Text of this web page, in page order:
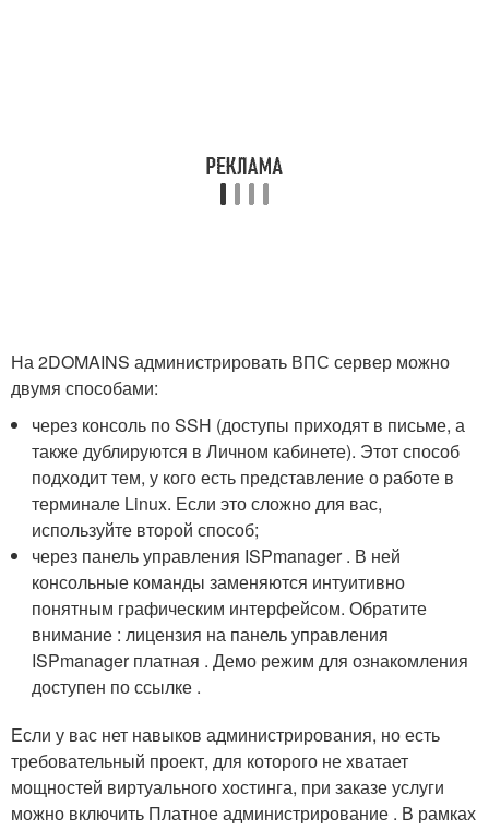
На 2DOMAINS администрировать ВПС сервер можно
двумя способами:
через консоль по SSH (доступы приходят в письме, а
также дублируются в Личном кабинете). Этот способ
подходит тем, у кого есть представление о работе в
терминале Linux. Если это сложно для вас,
используйте второй способ;
через панель управления ISPmanager . В ней
консольные команды заменяются интуитивно
понятным графическим интерфейсом. Обратите
внимание : лицензия на панель управления
ISPmanager платная . Демо режим для ознакомления
доступен по ссылке .
Если у вас нет навыков администрирования, но есть
требовательный проект, для которого не хватает
мощностей виртуального хостинга, при заказе услуги
можно включить Платное администрирование . В рамках